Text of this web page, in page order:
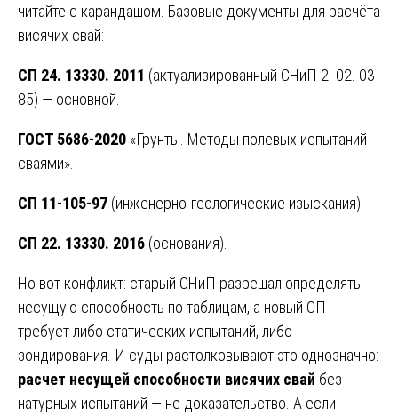
читайте с карандашом. Базовые документы для расчёта
висячих свай:
СП 24. 13330. 2011 (актуализированный СНиП 2. 02. 03-
85) — основной.
ГОСТ 5686-2020 «Грунты. Методы полевых испытаний
сваями».
СП 11-105-97 (инженерно-геологические изыскания).
СП 22. 13330. 2016 (основания).
Но вот конфликт: старый СНиП разрешал определять
несущую способность по таблицам, а новый СП
требует либо статических испытаний, либо
зондирования. И суды растолковывают это однозначно:
расчет несущей способности висячих свай без
натурных испытаний — не доказательство. А если